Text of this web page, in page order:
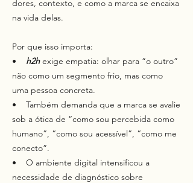
dores, contexto, e como a marca se encaixa
na vida delas.
Por que isso importa:
• h2hexige empatia: olhar para “o outro”
não como um segmento frio, mas como
uma pessoa concreta.
• Também demanda que a marca se avalie
sob a ótica de “como sou percebida como
humano”, “como sou acessível”, “como me
conecto”.
• O ambiente digital intensificou a
necessidade de diagnóstico sobre